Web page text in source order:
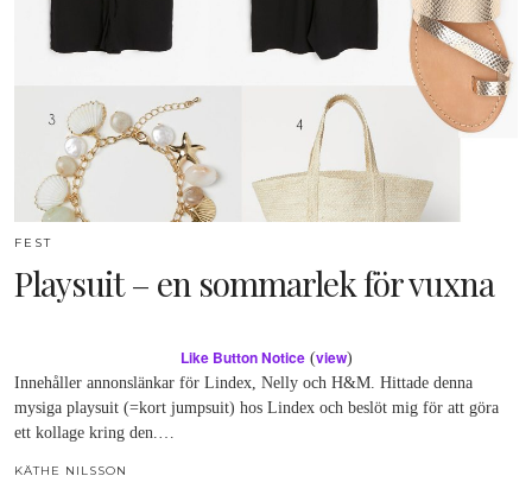
FEST
Playsuit – en sommarlek för vuxna
Like Button Notice(view)
Innehåller annonslänkar för Lindex, Nelly och H&M. Hittade denna
mysiga playsuit (=kort jumpsuit) hos Lindex och beslöt mig för att göra
ett kollage kring den.…
KÄTHE NILSSON